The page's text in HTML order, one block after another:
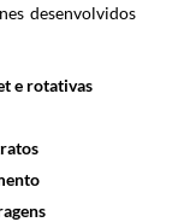
desenvolvidos
e rotativas